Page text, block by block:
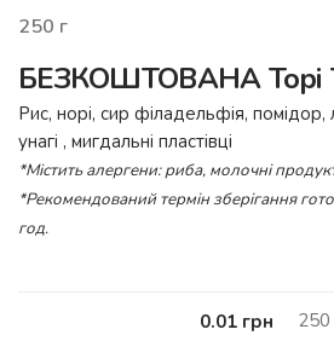
250 г
БЕЗКОШТОВАНА Торі
Рис, норі, сир філадельфія,
унагі , мигдальні пластівці
*Містить алергени: риба, молочні
*Рекомендований термін зберігання
год.
0.01 грн 250